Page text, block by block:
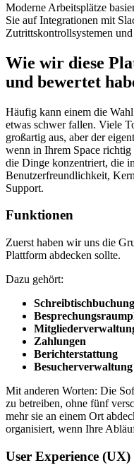
Moderne Arbeitsplätze
Sie auf Integrationen mit
Zutrittskontrollsystemen
Wie wir diese
und bewertet
Häufig kann einem die
etwas schwer fallen. Viele
großartig aus, aber der
wenn in Ihrem Space
die Dinge konzentriert, die
Benutzerfreundlichkeit,
Support.
Funktionen
Zuerst haben wir uns die
Plattform abdecken sollte.
Dazu gehört:
Schreibtischbuchung
Zahlungen
Berichterstattung
Besucherverwaltung
Mit anderen Worten: Die
zu betreiben, ohne fünf
mehr sie an einem Ort
organisiert, wenn Ihre
User Experience (UX)